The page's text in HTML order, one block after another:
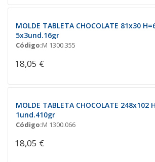
MOLDE TABLETA CHOCOLATE 81x30
5x3und.16gr
Código:M 1300.355
18,05 €
MOLDE TABLETA CHOCOLATE 248x102
1und.410gr
Código:M 1300.066
18,05 €